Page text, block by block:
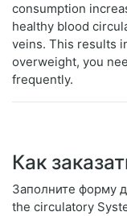
consumption
healthy blood
veins. This results
overweight, you
frequently.
Как
Заполните форму
the circulatory